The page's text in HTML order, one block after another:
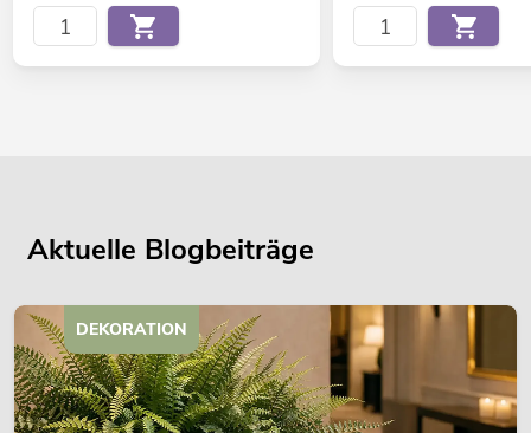
Aktuelle Blogbeiträge
DEKORATION